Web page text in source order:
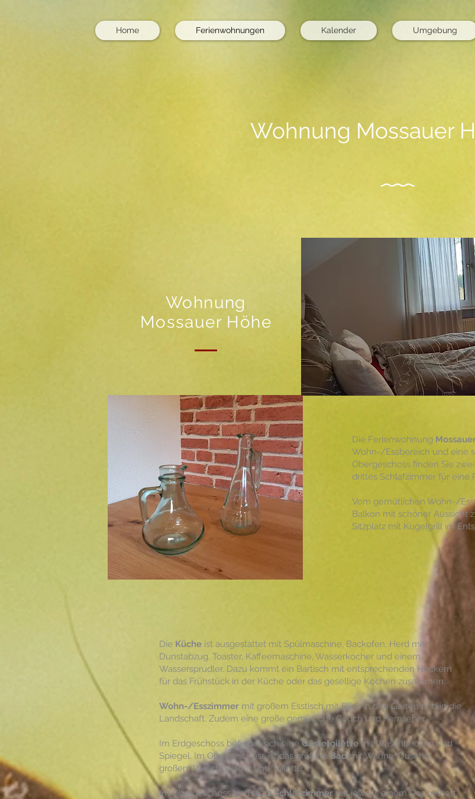
Home Ferienwohnungen Kalender Umgebung
Wohnung Mossauer
Wohnung
Mossauer Höhe
Die Ferienwohnung
Wohn-/Essbereich und eine
Obergeschoss finden Sie
drittes Schlafzimmer für eine
Vom gemütlichen Wohn-/
Balkon mit schöner Aussicht
Sitzplatz mit Kugelgrill im
Die Küche ist ausgestattet mit Spülmaschine, Backofen, Herd mit
Dunstabzug, Toaster, Kaffeemaschine, Wasserkocher und einem
Wassersprudler. Dazu kommt ein Bartisch mit entsprechenden Hockern
für das Frühstück in der Küche oder das gesellige Kochen zusammen.
Wohn-/Esszimmer mit großem Esstisch mit Blick in den Garten und in die
Landschaft. Zudem eine große gemütliche Couch und Fernseher.
Im Erdgeschoss befindet sich eineGästetoilettemit Waschbecken und
Spiegel. Im Obergeschoss ist das größere Badmit Wanne, Dusche,
großem Waschbecken und Toilette.
Im Obergeschoss sind die2 Schlafzimmer mit jeweils einem Doppelbett,